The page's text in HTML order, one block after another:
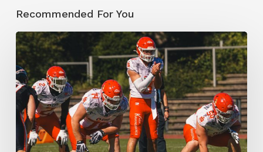
Recommended For You
Potsdam
Royals
dominieren
auch
mit
neuem
Quarterback